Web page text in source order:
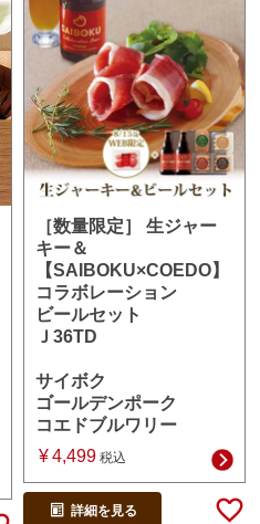
［数量限定］ 生ジャー
キー＆
【SAIBOKU×COEDO】
コラボレーション
ビールセット
Ｊ36TD
サイボク
ゴールデンポーク
コエドブルワリー
¥4,499 税込
詳細を見る